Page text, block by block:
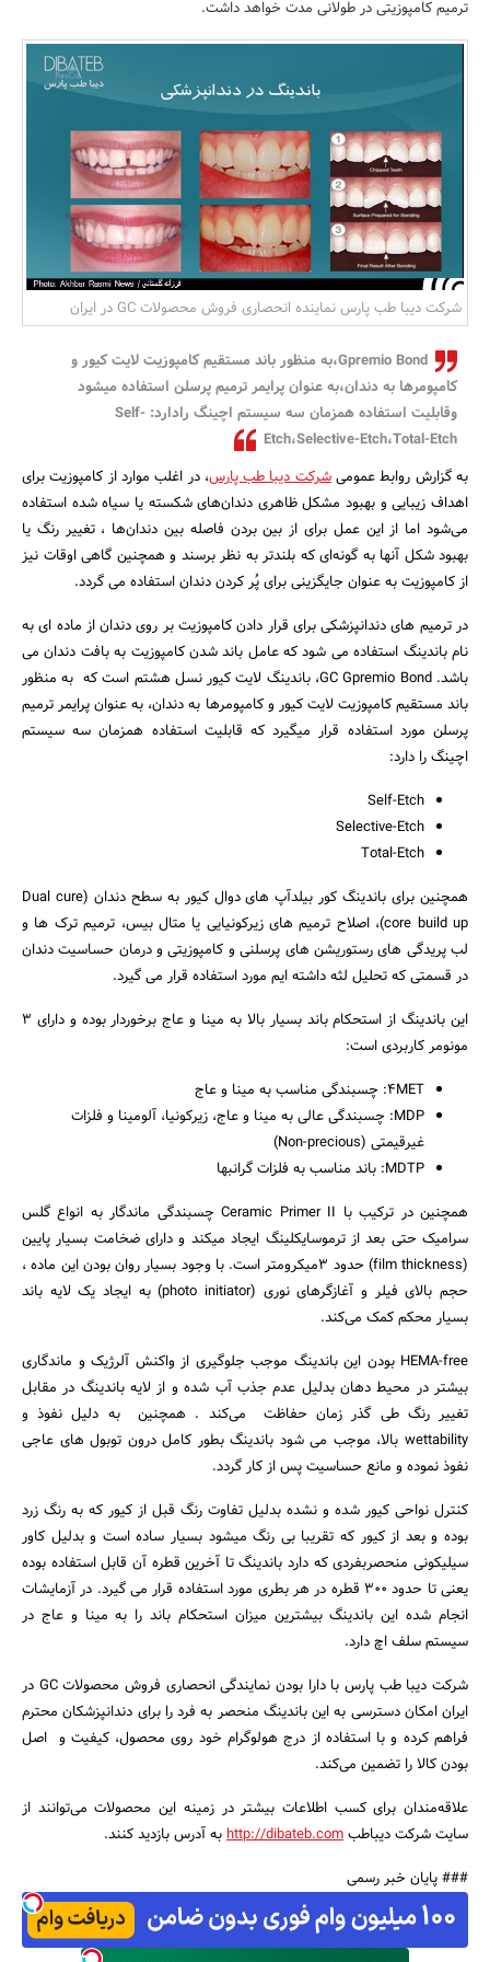
مسکن و ساختمان
ترمیم کامپوزیتی در طولانی مدت خواهد داشت.
شرکت دیبا طب پارس نماینده انحصاری فروش محصولات GC در ایران
Gpremio Bond،به منظور باند مستقیم کامپوزیت لایت کیور و
کامپومرها به دندان،به عنوان پرایمر ترمیم پرسلن استفاده میشود
وقابلیت استفاده همزمان سه سیستم اچینگ رادارد: Self-
Etch،Selective-Etch،Total-Etch
به گزارش روابط عمومیشرکت دیبا طب پارس، در اغلب موارد از کامپوزیت برای
اهداف زیبایی و بهبود مشکل ظاهری دندان‌های شکسته یا سیاه شده استفاده
می‌شود اما از این عمل برای از بین بردن فاصله بین دندان‌ها ، تغییر رنگ یا
بهبود شکل آنها به گونه‌ای که بلندتر به نظر برسند و همچنین گاهی اوقات نیز
از کامپوزیت به عنوان جایگزینی برای پُر کردن دندان استفاده می گردد.
در ترمیم های دندانپزشکی برای قرار دادن کامپوزیت بر روی دندان از ماده ای به
نام باندینگ استفاده می شود که عامل باند شدن کامپوزیت به بافت دندان می
باشد. GC Gpremio Bond، باندینگ لایت کیور نسل هشتم است که به منظور
باند مستقیم کامپوزیت لایت کیور و کامپومرها به دندان، به عنوان پرایمر ترمیم
پرسلن مورد استفاده قرار میگیرد که قابلیت استفاده همزمان سه سیستم
اچینگ را دارد:
Self-Etch
Selective-Etch
Total-Etch
همچنین برای باندینگ کور بیلدآپ های دوال کیور به سطح دندان (Dual cure
core build up)، اصلاح ترمیم های زیرکونیایی یا متال بیس، ترمیم ترک ها و
لب پریدگی های رستوریشن های پرسلنی و کامپوزیتی و درمان حساسیت دندان
در قسمتی که تحلیل لثه داشته ایم مورد استفاده قرار می گیرد.
این باندینگ از استحکام باند بسیار بالا به مینا و عاج برخوردار بوده و دارای 3
مونومر کاربردی است:
۴MET: چسبندگی مناسب به مینا و عاج
MDP: چسبندگی عالی به مینا و عاج، زیرکونیا، آلومینا و فلزات
غیرقیمتی (Non-precious)
MDTP: باند مناسب به فلزات گرانبها
همچنین در ترکیب با Ceramic Primer II چسبندگی ماندگار به انواع گلس
سرامیک حتی بعد از ترموسایکلینگ ایجاد میکند و دارای ضخامت بسیار پایین
(film thickness) حدود ۳میکرومتر است. با وجود بسیار روان بودن این ماده ،
حجم بالای فیلر و آغازگرهای نوری (photo initiator) به ایجاد یک لایه باند
بسیار محکم کمک می‌کند.
HEMA-free بودن این باندینگ موجب جلوگیری از واکنش آلرژیک و ماندگاری
بیشتر در محیط دهان بدلیل عدم جذب آب شده و از لایه باندینگ در مقابل
تغییر رنگ طی گذر زمان حفاظت می‌کند . همچنین به دلیل نفوذ و
wettability بالا، موجب می شود باندینگ بطور کامل درون توبول های عاجی
نفوذ نموده و مانع حساسیت پس از کار گردد.
کنترل نواحی کیور شده و نشده بدلیل تفاوت رنگ قبل از کیور که به رنگ زرد
بوده و بعد از کیور که تقریبا بی رنگ میشود بسیار ساده است و بدلیل کاور
سیلیکونی منحصربفردی که دارد باندینگ تا آخرین قطره آن قابل استفاده بوده
یعنی تا حدود ۳۰۰ قطره در هر بطری مورد استفاده قرار می گیرد. در آزمایشات
انجام شده این باندینگ بیشترین میزان استحکام باند را به مینا و عاج در
سیستم سلف اچ دارد.
شرکت دیبا طب پارس با دارا بودن نمایندگی انحصاری فروش محصولات GC در
ایران امکان دسترسی به این باندینگ منحصر به فرد را برای دندانپزشکان محترم
فراهم کرده و با استفاده از درج هولوگرام خود روی محصول، کیفیت و اصل
بودن کالا را تضمین می‌کند.
علاقه‌مندان برای کسب اطلاعات بیشتر در زمینه این محصولات می‌توانند از
سایت شرکت دیباطبhttp://dibateb.comبه آدرس بازدید کنند.
### پایان خبر رسمی